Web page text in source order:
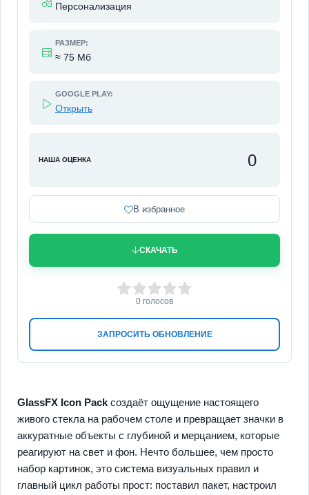
Персонализация
РАЗМЕР:
≈ 75 Мб
GOOGLE PLAY:
Открыть
НАША ОЦЕНКА 0
В избранное
СКАЧАТЬ
ЗАПРОСИТЬ ОБНОВЛЕНИЕ
3 4 5
0 голосов
GlassFX Icon Pack создаёт ощущение настоящего
живого стекла на рабочем столе и превращает значки в
аккуратные объекты с глубиной и мерцанием, которые
реагируют на свет и фон. Нечто большее, чем просто
набор картинок, это система визуальных правил и
главный цикл работы прост: поставил пакет, настроил